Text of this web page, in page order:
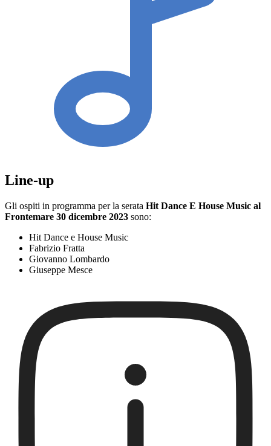
Line-up
Gli ospiti in programma per la serata Hit Dance E House Music al
Frontemare 30 dicembre 2023 sono:
Hit Dance e House Music
Fabrizio Fratta
Giovanno Lombardo
Giuseppe Mesce